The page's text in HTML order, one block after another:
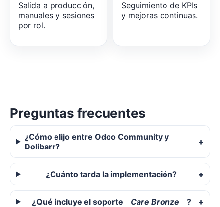
Salida a producción,
manuales y sesiones
por rol.
Seguimiento de KPIs
y mejoras continuas.
Preguntas frecuentes
¿Cómo elijo entre Odoo Community y
Dolibarr?
¿Cuánto tarda la implementación?
¿Qué incluye el soporte Care Bronze ?